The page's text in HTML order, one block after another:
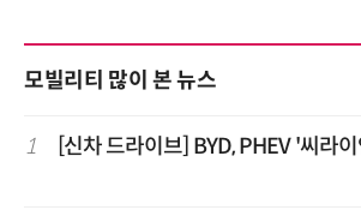
모빌리티 많이 본 뉴스
1 [신차 드라이브] BYD, PHEV '씨라